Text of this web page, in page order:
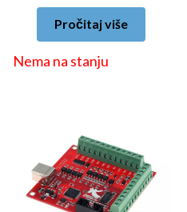
Pročitaj više
Nema na stanju